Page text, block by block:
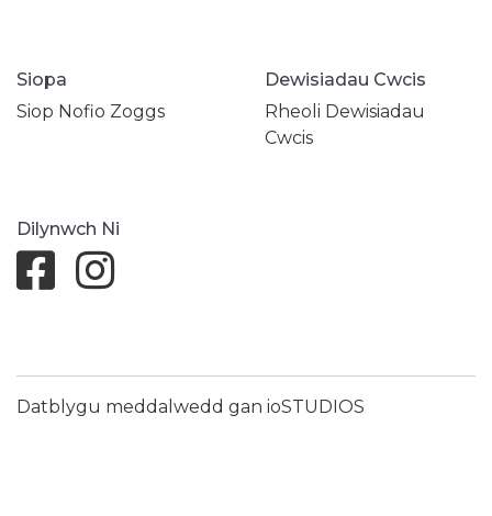
Siopa
Siop Nofio Zoggs
Dewisiadau Cwcis
Rheoli Dewisiadau
Cwcis
Dilynwch Ni
Datblygu meddalwedd gan ioSTUDIOS